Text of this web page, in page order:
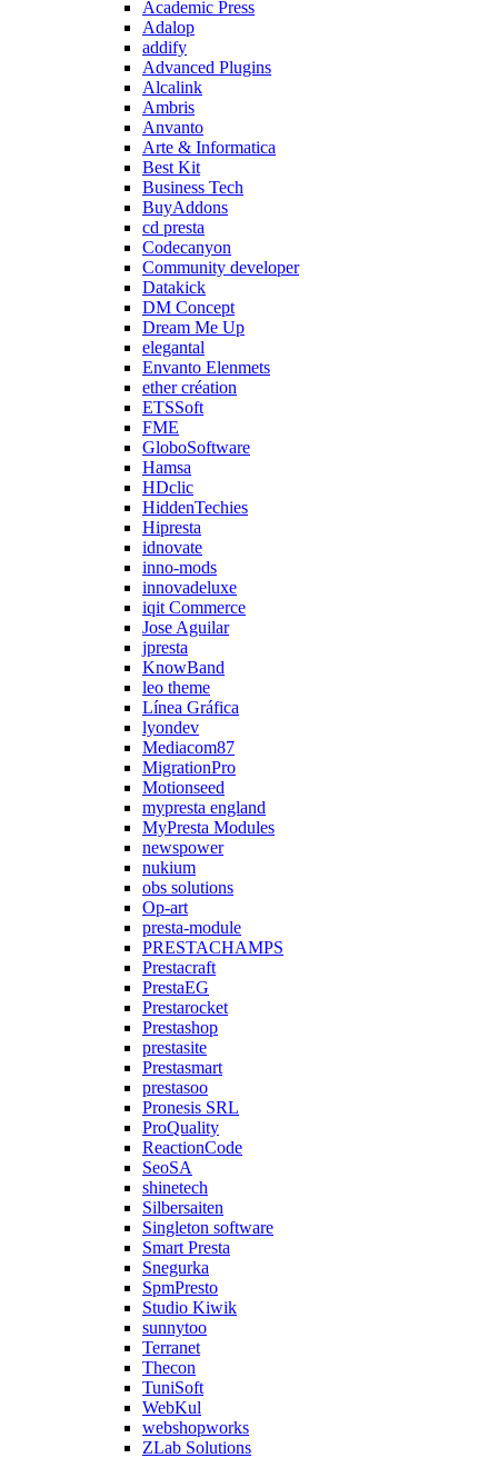
Academic Press
Adalop
addify
Advanced Plugins
Alcalink
Ambris
Anvanto
Arte & Informatica
Best Kit
Business Tech
BuyAddons
cd presta
Codecanyon
Community developer
Datakick
DM Concept
Dream Me Up
elegantal
Envanto Elenmets
ether création
ETSSoft
FME
GloboSoftware
Hamsa
HDclic
HiddenTechies
Hipresta
idnovate
inno-mods
innovadeluxe
iqit Commerce
Jose Aguilar
jpresta
KnowBand
leo theme
Línea Gráfica
lyondev
Mediacom87
MigrationPro
Motionseed
mypresta england
MyPresta Modules
newspower
nukium
obs solutions
Op-art
presta-module
PRESTACHAMPS
Prestacraft
PrestaEG
Prestarocket
Prestashop
prestasite
Prestasmart
prestasoo
Pronesis SRL
ProQuality
ReactionCode
SeoSA
shinetech
Silbersaiten
Singleton software
Smart Presta
Snegurka
SpmPresto
Studio Kiwik
sunnytoo
Terranet
Thecon
TuniSoft
WebKul
webshopworks
ZLab Solutions